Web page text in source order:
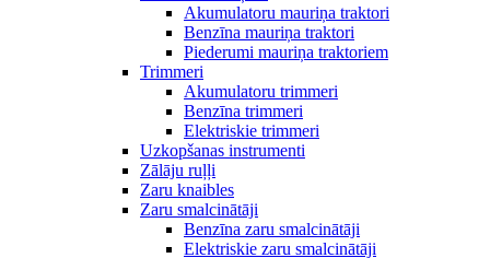
Akumulatoru mauriņa traktori
Benzīna mauriņa traktori
Piederumi mauriņa traktoriem
Trimmeri
Akumulatoru trimmeri
Benzīna trimmeri
Elektriskie trimmeri
Uzkopšanas instrumenti
Zālāju ruļļi
Zaru knaibles
Zaru smalcinātāji
Benzīna zaru smalcinātāji
Elektriskie zaru smalcinātāji